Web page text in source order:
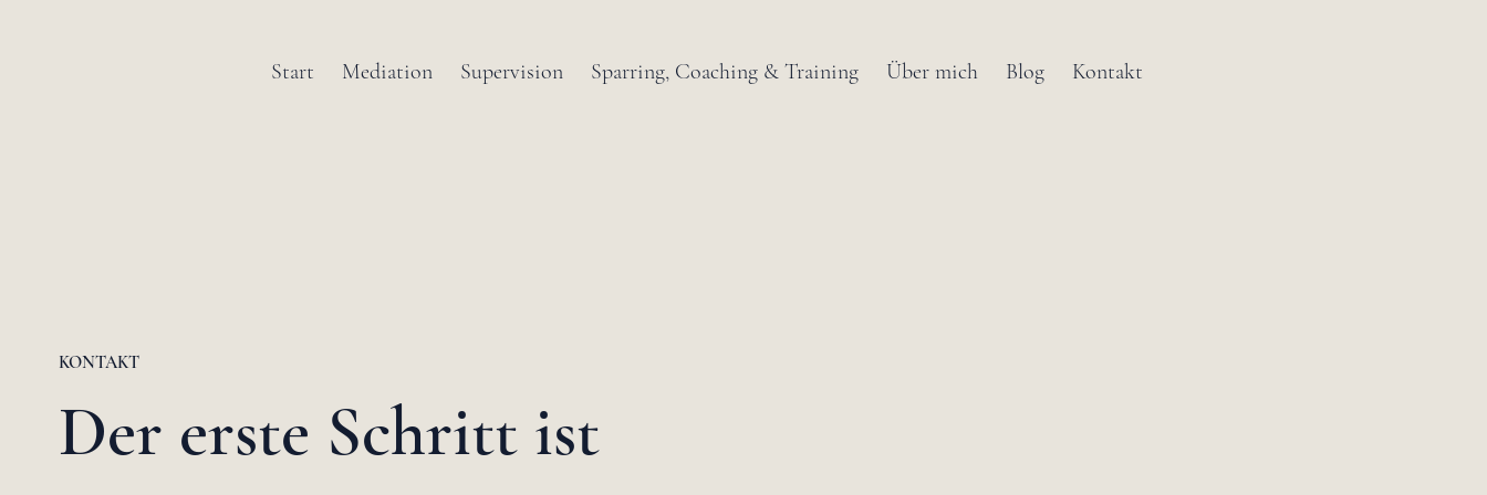
Start Mediation Supervision Sparring, Coaching & Training Über mich Blog Kontakt
KONTAKT
Der erste Schritt ist